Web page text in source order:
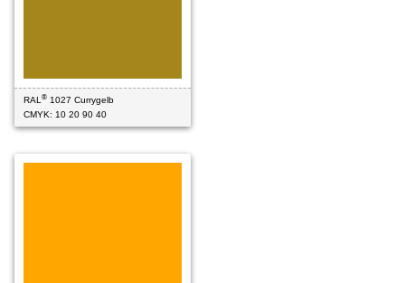
RAL® 1027 Currygelb
CMYK: 10 20 90 40